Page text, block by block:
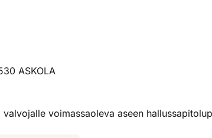
ASKOLA
voimassaoleva aseen